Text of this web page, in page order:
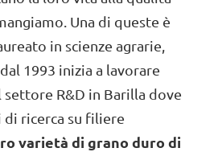
Una di queste è
in scienze agrarie,
1993 inizia a lavorare
settore R&D in Barilla dove
ricerca su filiere
varietà di grano duro di